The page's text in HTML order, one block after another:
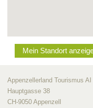
Mein Standort
Appenzellerland Tourismus AI
Hauptgasse 38
CH-9050 Appenzell